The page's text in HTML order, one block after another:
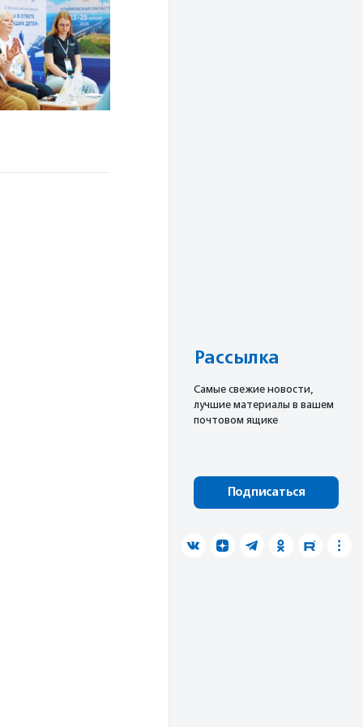
Рассылка
Cамые свежие новости,
лучшие материалы в вашем
почтовом ящике
Подписаться